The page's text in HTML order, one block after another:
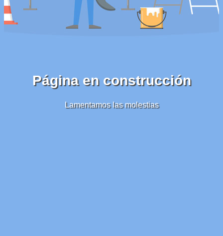
Página en construcción
Lamentamos las molestias